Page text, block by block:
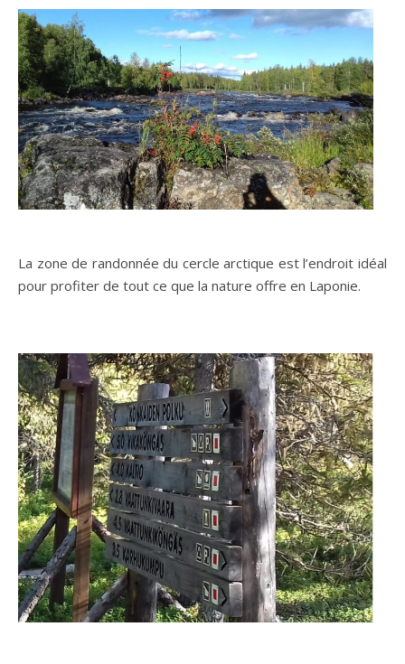
La zone de randonnée du cercle arctique est l’endroit idéal
pour profiter de tout ce que la nature offre en Laponie.